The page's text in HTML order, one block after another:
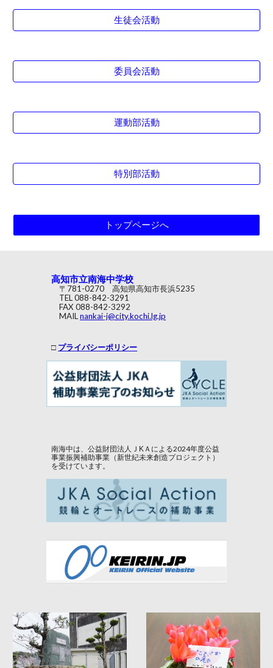
生徒会活動
委員会活動
運動部活動
特別部活動
トップページへ
高知市立南海中学校
〒781-0270 高知県高知市長浜5235
TEL 088-842-3291
FAX 088-842-3292
MAILnankai-j@city.kochi.lg.jp
□ プライバシーポリシー
南海中は、公益財団法人ＪKＡによる2024年度公益
事業振興補助事業（新世紀未来創造プロジェクト）
を受けています。